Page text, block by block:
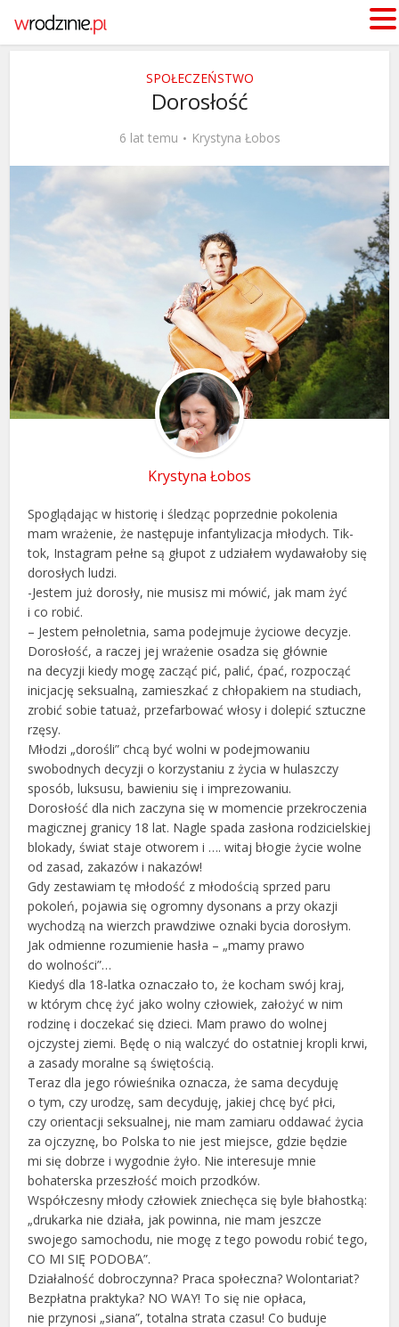
SPOŁECZEŃSTWO
Dorosłość
6 lat temu Krystyna Łobos
Krystyna Łobos
Spoglądając w historię i śledząc poprzednie pokolenia
mam wrażenie, że następuje infantylizacja młodych. Tik-
tok, Instagram pełne są głupot z udziałem wydawałoby się
dorosłych ludzi.
-Jestem już dorosły, nie musisz mi mówić, jak mam żyć
i co robić.
– Jestem pełnoletnia, sama podejmuje życiowe decyzje.
Dorosłość, a raczej jej wrażenie osadza się głównie
na decyzji kiedy mogę zacząć pić, palić, ćpać, rozpocząć
inicjację seksualną, zamieszkać z chłopakiem na studiach,
zrobić sobie tatuaż, przefarbować włosy i dolepić sztuczne
rzęsy.
Młodzi „dorośli” chcą być wolni w podejmowaniu
swobodnych decyzji o korzystaniu z życia w hulaszczy
sposób, luksusu, bawieniu się i imprezowaniu.
Dorosłość dla nich zaczyna się w momencie przekroczenia
magicznej granicy 18 lat. Nagle spada zasłona rodzicielskiej
blokady, świat staje otworem i …. witaj błogie życie wolne
od zasad, zakazów i nakazów!
Gdy zestawiam tę młodość z młodością sprzed paru
pokoleń, pojawia się ogromny dysonans a przy okazji
wychodzą na wierzch prawdziwe oznaki bycia dorosłym.
Jak odmienne rozumienie hasła – „mamy prawo
do wolności”…
Kiedyś dla 18-latka oznaczało to, że kocham swój kraj,
w którym chcę żyć jako wolny człowiek, założyć w nim
rodzinę i doczekać się dzieci. Mam prawo do wolnej
ojczystej ziemi. Będę o nią walczyć do ostatniej kropli krwi,
a zasady moralne są świętością.
Teraz dla jego rówieśnika oznacza, że sama decyduję
o tym, czy urodzę, sam decyduję, jakiej chcę być płci,
czy orientacji seksualnej, nie mam zamiaru oddawać życia
za ojczyznę, bo Polska to nie jest miejsce, gdzie będzie
mi się dobrze i wygodnie żyło. Nie interesuje mnie
bohaterska przeszłość moich przodków.
Współczesny młody człowiek zniechęca się byle błahostką:
„drukarka nie działa, jak powinna, nie mam jeszcze
swojego samochodu, nie mogę z tego powodu robić tego,
CO MI SIĘ PODOBA”.
Działalność dobroczynna? Praca społeczna? Wolontariat?
Bezpłatna praktyka? NO WAY! To się nie opłaca,
nie przynosi „siana”, totalna strata czasu! Co buduje